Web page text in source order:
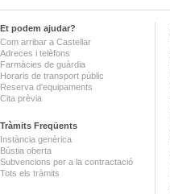
Et podem ajudar?
Com arribar a Castellar
Adreces i telèfons
Farmàcies de guàrdia
Horaris de transport públic
Reserva d'equipaments
Cita prèvia
Tràmits Freqüents
Instància genèrica
Bústia oberta
Subvencions per a la contractació
Tots els tràmits